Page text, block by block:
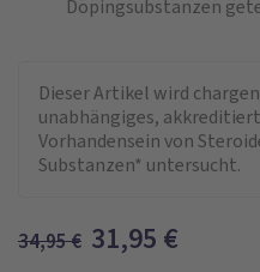
Dopingsubstanzen
Dieser Artikel wird
unabhängiges,
Vorhandensein von
Substanzen* untersucht.
34,95€ 31,95 €